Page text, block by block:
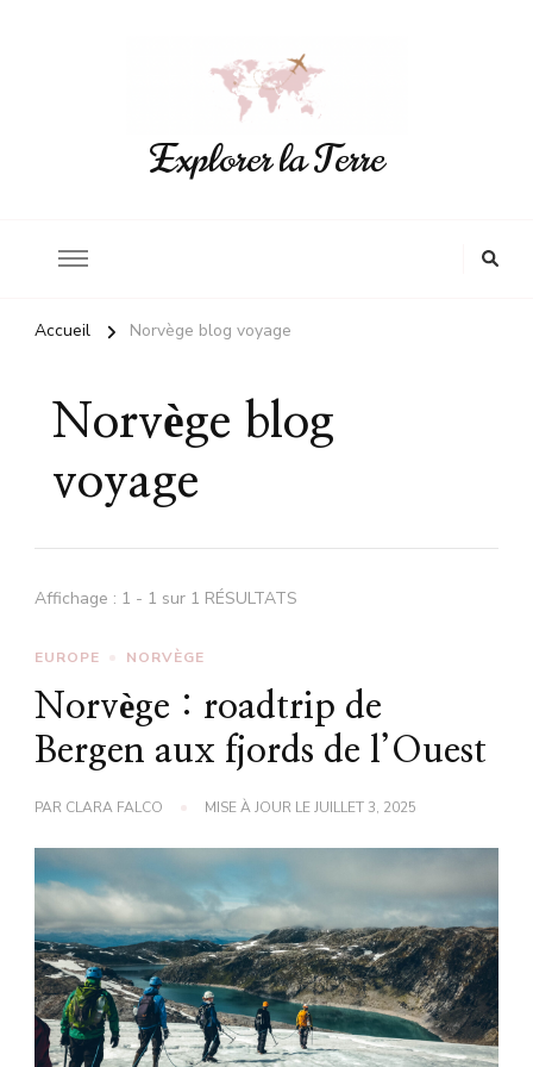
Explorer la Terre
Accueil Norvège blog voyage
Norvège blog
voyage
Affichage : 1 - 1 sur 1 RÉSULTATS
EUROPE NORVÈGE
Norvège : roadtrip de
Bergen aux fjords de l’Ouest
PAR CLARA FALCO MISE À JOUR LEJUILLET 3, 2025